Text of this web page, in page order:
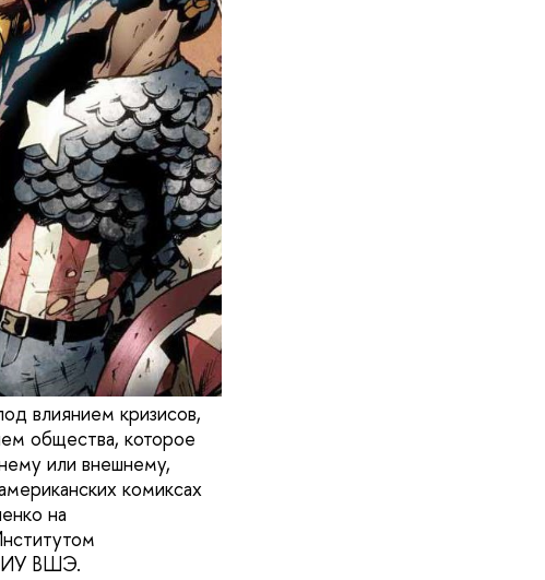
влиянием кризисов,
общества, которое
или внешнему,
комиксах
на
НИУ ВШЭ.